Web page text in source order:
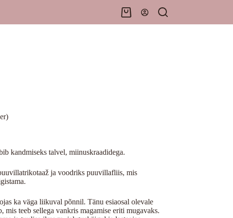
Shopping
cart
kandmiseks talvel, miinuskraadidega.
ja voodriks puuvillafliis, mis
ka väga liikuval põnnil. Tänu esiaosal olevale
mis teeb sellega vankris magamise eriti mugavaks.